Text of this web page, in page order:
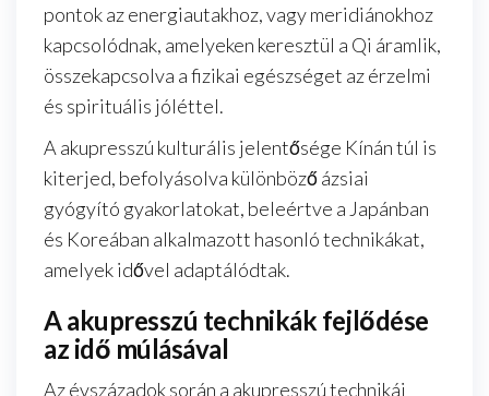
pontok az energiautakhoz, vagy meridiánokhoz
kapcsolódnak, amelyeken keresztül a Qi áramlik,
összekapcsolva a fizikai egészséget az érzelmi
és spirituális jóléttel.
A akupresszú kulturális jelentősége Kínán túl is
kiterjed, befolyásolva különböző ázsiai
gyógyító gyakorlatokat, beleértve a Japánban
és Koreában alkalmazott hasonló technikákat,
amelyek idővel adaptálódtak.
A akupresszú technikák fejlődése
az idő múlásával
Az évszázadok során a akupresszú technikái